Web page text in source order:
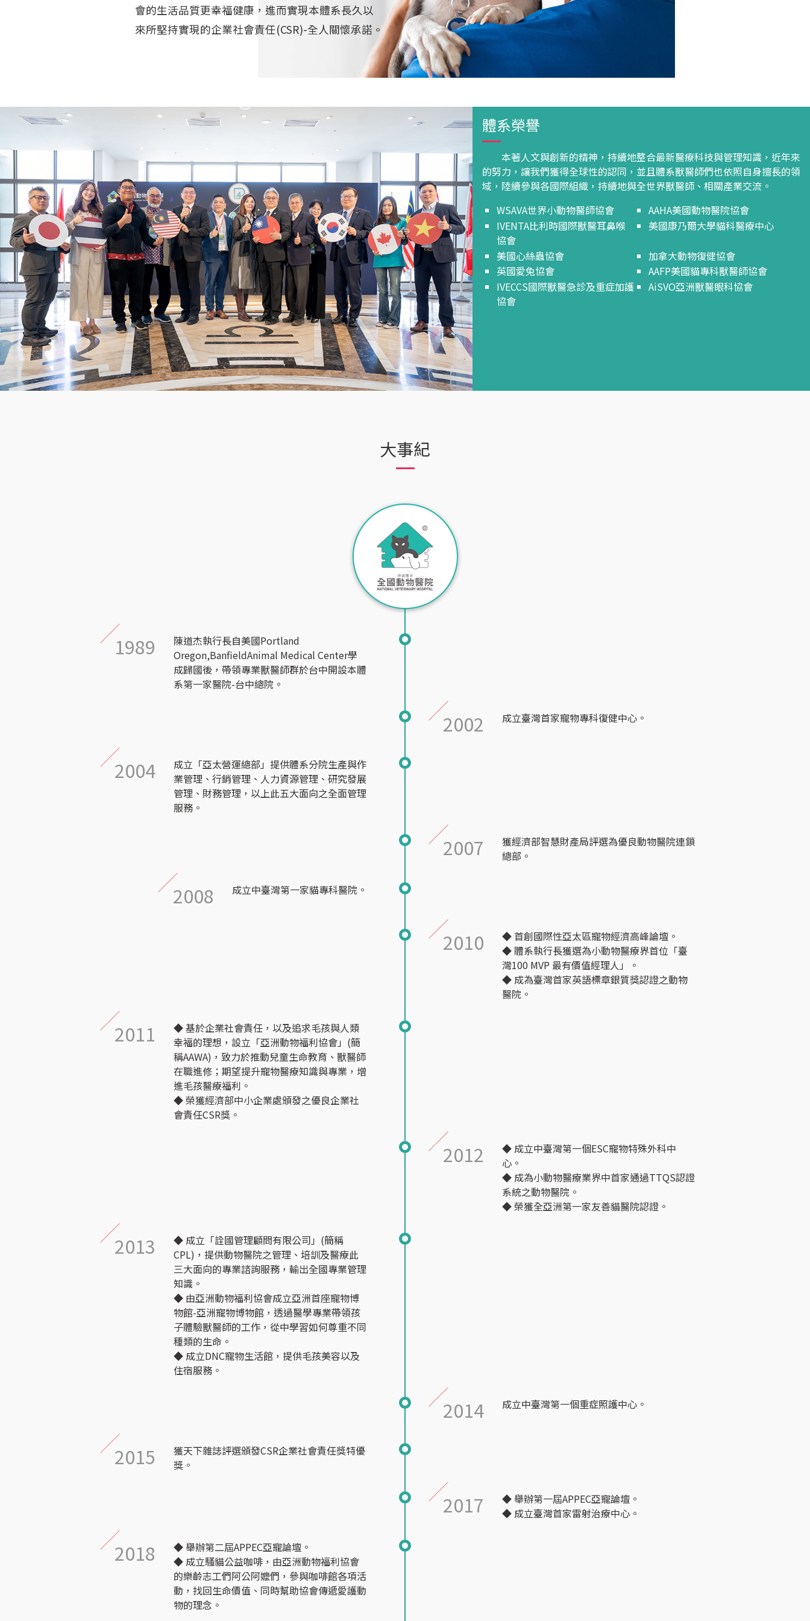
會的生活品質更幸福健康，進而實現本體系長久以
來所堅持實現的企業社會責任(CSR)-全人關懷承諾。
體系榮譽
本著人文與創新的精神，持續地整合最新醫療科技與管理知識，近年來
的努力，讓我們獲得全球性的認同，並且體系獸醫師們也依照自身擅長的領
域，陸續參與各國際組織，持續地與全世界獸醫師、相關產業交流。
WSAVA世界小動物醫師協會
AAHA美國動物醫院協會
IVENTA比利時國際獸醫耳鼻喉
協會
美國康乃爾大學貓科醫療中心
美國心絲蟲協會
加拿大動物復健協會
英國愛兔協會
AAFP美國貓專科獸醫師協會
IVECCS國際獸醫急診及重症加護
協會
AiSVO亞洲獸醫眼科協會
大事紀
1989
陳道杰執行長自美國Portland
Oregon,BanfieldAnimal Medical Center學
成歸國後，帶領專業獸醫師群於台中開設本體
系第一家醫院-台中總院。
2002 成立臺灣首家寵物專科復健中心。
2004
成立「亞太營運總部」提供體系分院生產與作
業管理、行銷管理、人力資源管理、研究發展
管理、財務管理，以上此五大面向之全面管理
服務。
2007
獲經濟部智慧財產局評選為優良動物醫院連鎖
總部。
2008 成立中臺灣第一家貓專科醫院。
2010
◆ 首創國際性亞太區寵物經濟高峰論壇。
◆ 體系執行長獲選為小動物醫療界首位「臺
灣100 MVP 最有價值經理人」。
◆ 成為臺灣首家英語標章銀質獎認證之動物
醫院。
2011
◆ 基於企業社會責任，以及追求毛孩與人類
幸福的理想，設立「亞洲動物福利協會」(簡
稱AAWA)，致力於推動兒童生命教育、獸醫師
在職進修；期望提升寵物醫療知識與專業，增
進毛孩醫療福利。
◆ 榮獲經濟部中小企業處頒發之優良企業社
會責任CSR獎。
2012
◆ 成立中臺灣第一個ESC寵物特殊外科中
心。
◆ 成為小動物醫療業界中首家通過TTQS認證
系統之動物醫院。
◆ 榮獲全亞洲第一家友善貓醫院認證。
2013
◆ 成立「詮國管理顧問有限公司」(簡稱
CPL)，提供動物醫院之管理、培訓及醫療此
三大面向的專業諮詢服務，輸出全國專業管理
知識。
◆ 由亞洲動物福利協會成立亞洲首座寵物博
物館-亞洲寵物博物館，透過醫學專業帶領孩
子體驗獸醫師的工作，從中學習如何尊重不同
種類的生命。
◆ 成立DNC寵物生活館，提供毛孩美容以及
住宿服務。
2014 成立中臺灣第一個重症照護中心。
2015
獲天下雜誌評選頒發CSR企業社會責任獎特優
獎。
2017
◆ 舉辦第一屆APPEC亞寵論壇。
◆ 成立臺灣首家雷射治療中心。
2018
◆ 舉辦第二屆APPEC亞寵論壇。
◆ 成立騷貓公益咖啡，由亞洲動物福利協會
的樂齡志工們阿公阿嬤們，參與咖啡館各項活
動，找回生命價值、同時幫助協會傳遞愛護動
物的理念。